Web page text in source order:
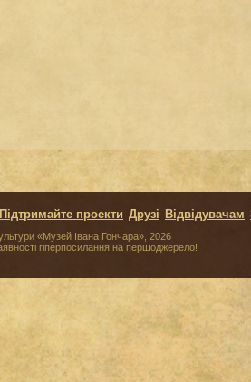
«Музей Івана Гончара», 2026
гіперпосилання на першоджерело!
Підтримайте проекти Друзі Відвідувачам